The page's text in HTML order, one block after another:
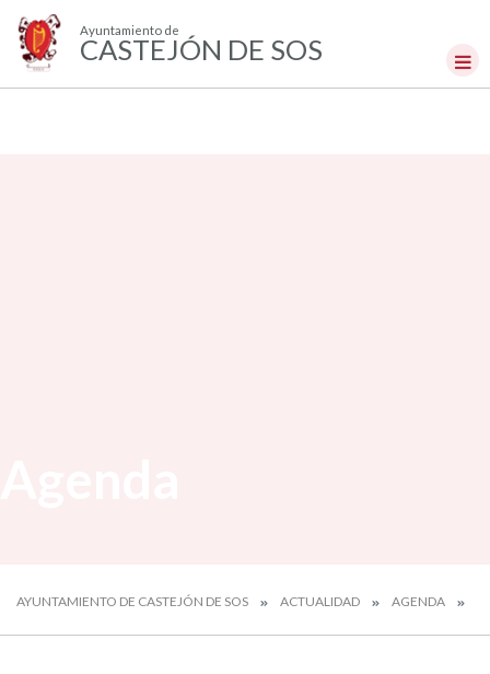
Ayuntamiento de
CASTEJÓN DE SOS
AYUNTAMIENTO DE CASTEJÓN DE SOS ACTUALIDAD AGENDA